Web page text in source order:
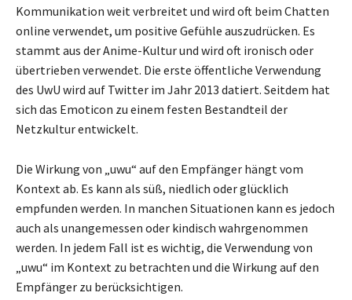
Kommunikation weit verbreitet und wird oft beim Chatten
online verwendet, um positive Gefühle auszudrücken. Es
stammt aus der Anime-Kultur und wird oft ironisch oder
übertrieben verwendet. Die erste öffentliche Verwendung
des UwU wird auf Twitter im Jahr 2013 datiert. Seitdem hat
sich das Emoticon zu einem festen Bestandteil der
Netzkultur entwickelt.
Die Wirkung von „uwu“ auf den Empfänger hängt vom
Kontext ab. Es kann als süß, niedlich oder glücklich
empfunden werden. In manchen Situationen kann es jedoch
auch als unangemessen oder kindisch wahrgenommen
werden. In jedem Fall ist es wichtig, die Verwendung von
„uwu“ im Kontext zu betrachten und die Wirkung auf den
Empfänger zu berücksichtigen.